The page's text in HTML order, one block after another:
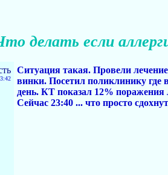
делать если
Ситуация такая. Провели
винки. Посетил поликлинику где
день. КТ показал 12%
Сейчас 23:40 ... что просто